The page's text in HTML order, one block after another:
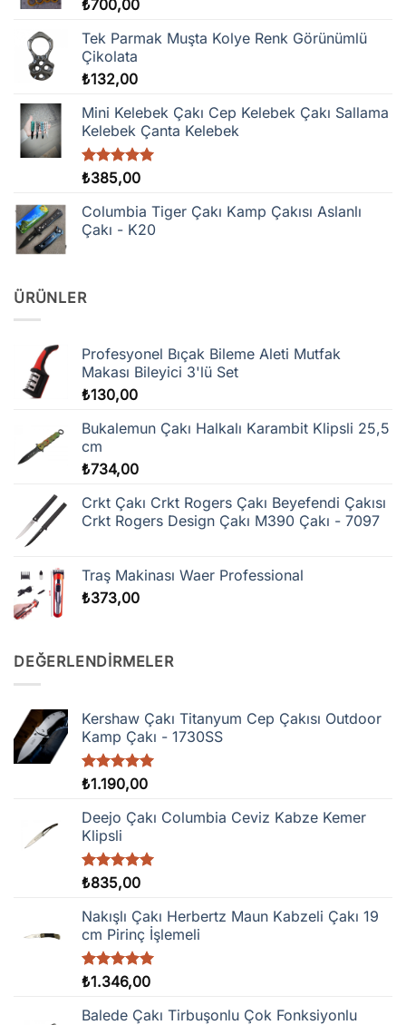
₺700,00
Tek Parmak Muşta Kolye Renk Görünümlü
Çikolata
₺132,00
Mini Kelebek Çakı Cep Kelebek Çakı Sallama
Kelebek Çanta Kelebek
5 üzerinden
oy
aldı
₺385,00
Columbia Tiger Çakı Kamp Çakısı Aslanlı
Çakı - K20
ÜRÜNLER
Profesyonel Bıçak Bileme Aleti Mutfak
Makası Bileyici 3'lü Set
₺130,00
Bukalemun Çakı Halkalı Karambit Klipsli 25,5
cm
₺734,00
Crkt Çakı Crkt Rogers Çakı Beyefendi Çakısı
Crkt Rogers Design Çakı M390 Çakı - 7097
Traş Makinası Waer Professional
₺373,00
DEĞERLENDIRMELER
Kershaw Çakı Titanyum Cep Çakısı Outdoor
Kamp Çakı - 1730SS
5 üzerinden
oy
aldı
₺1.190,00
Deejo Çakı Columbia Ceviz Kabze Kemer
Klipsli
5 üzerinden
oy
aldı
₺835,00
Nakışlı Çakı Herbertz Maun Kabzeli Çakı 19
cm Pirinç İşlemeli
5 üzerinden
aldı
₺1.346,00
Balede Çakı Tirbuşonlu Çok Fonksiyonlu